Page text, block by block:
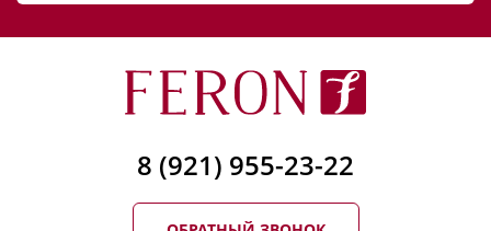
8 (921) 955-23-22